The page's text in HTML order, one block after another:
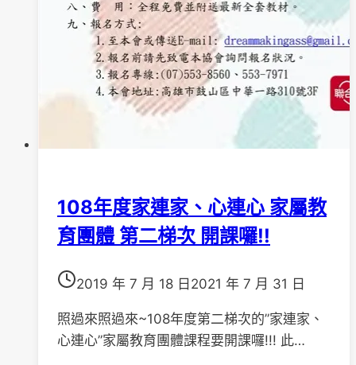
業
座
談
會
實
108年度家連家、心連心 家屬教
育團體 第二梯次 開課囉!!
2019 年 7 月 18 日 2021 年 7 月 31 日
照過來照過來~108年度第二梯次的”家連家、
心連心”家屬教育團體課程要開課囉!!! 此…